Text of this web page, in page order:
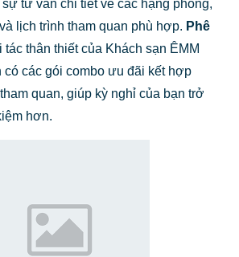
tư vấn chi tiết về các hạng phòng,
lịch trình tham quan phù hợp. Phê
tác thân thiết của Khách sạn ÊMM
có các gói combo ưu đãi kết hợp
quan, giúp kỳ nghỉ của bạn trở
hơn.